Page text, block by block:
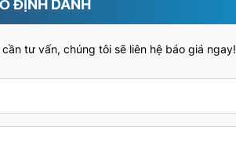
ĐỊNH DANH
tư vấn, chúng tôi sẽ liên hệ báo giá ngay!